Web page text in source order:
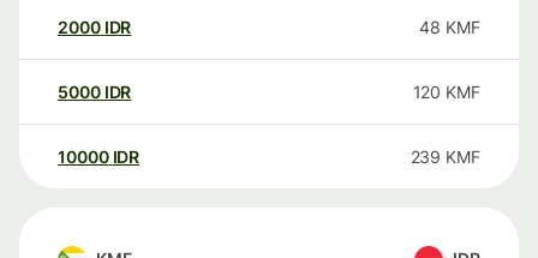
2000 IDR 48 KMF
5000 IDR 120 KMF
10000 IDR 239 KMF